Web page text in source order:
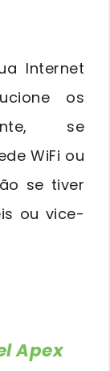
Internet
os
se
WiFi ou
se tiver
ou vice-
Apex